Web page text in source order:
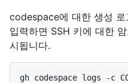
codespace에 대한 생성
입력하면 SSH 키에 대한
시됩니다.